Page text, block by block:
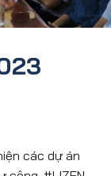
các dự án